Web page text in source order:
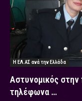
Η ΕΛ.ΑΣ ανά την Ελλάδα
Αστυνομικός στην
τηλέφωνα …